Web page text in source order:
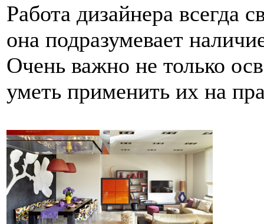
Работа дизайнера всегда
она подразумевает
Очень важно не только
уметь применить их на